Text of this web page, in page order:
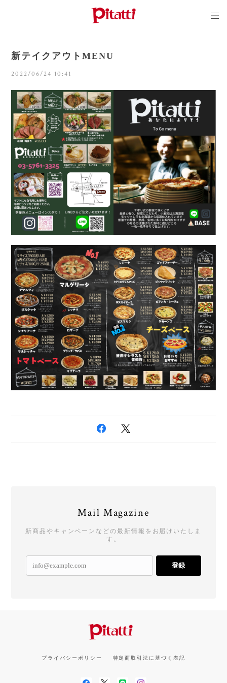
新テイクアウトMENU
2022/06/24 10:41
Mail Magazine
新商品やキャンペーンなどの最新情報をお届けいたしま
す。
登録
プライバシーポリシー 特定商取引法に基づく表記